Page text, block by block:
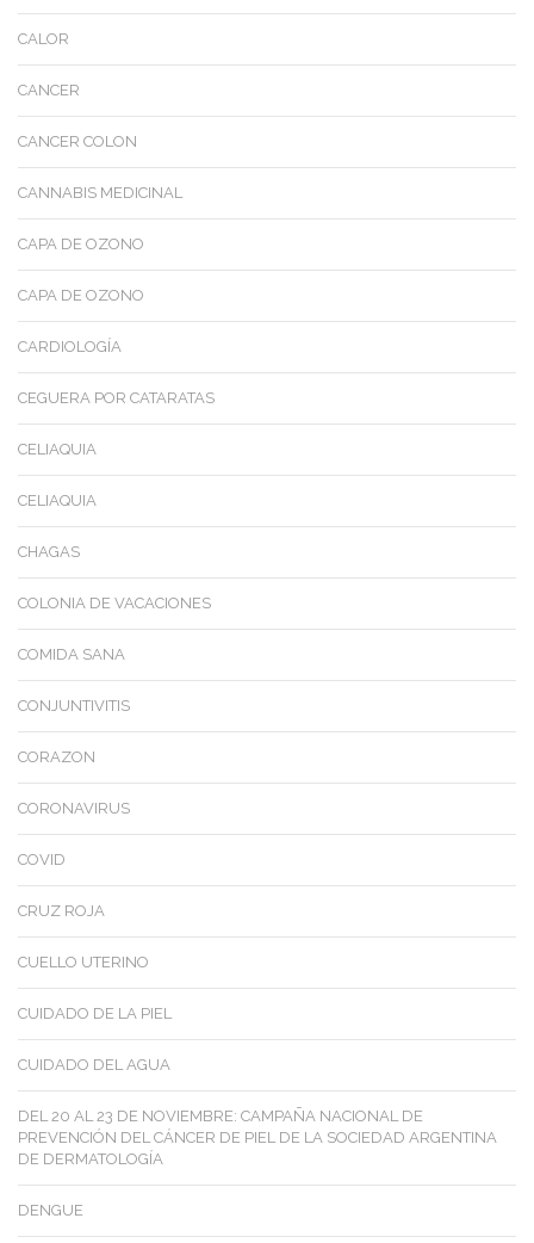
CALOR
CANCER
CANCER COLON
CANNABIS MEDICINAL
CAPA DE OZONO
CAPA DE OZONO
CARDIOLOGÍA
CEGUERA POR CATARATAS
CELIAQUIA
CELIAQUIA
CHAGAS
COLONIA DE VACACIONES
COMIDA SANA
CONJUNTIVITIS
CORAZON
CORONAVIRUS
COVID
CRUZ ROJA
CUELLO UTERINO
CUIDADO DE LA PIEL
CUIDADO DEL AGUA
DEL 20 AL 23 DE NOVIEMBRE: CAMPAÑA NACIONAL DE
PREVENCIÓN DEL CÁNCER DE PIEL DE LA SOCIEDAD ARGENTINA
DE DERMATOLOGÍA
DENGUE